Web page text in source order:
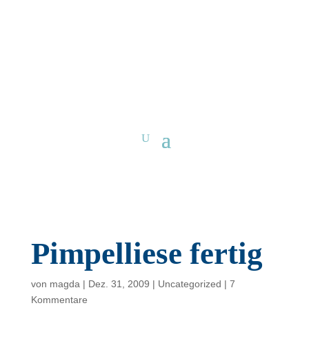
Pimpelliese fertig
von magda | Dez. 31, 2009 | Uncategorized | 7
Kommentare